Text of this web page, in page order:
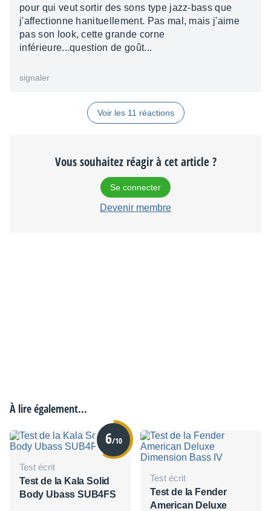
pour qui veut sortir des sons type jazz-bass que
j'affectionne hanituellement. Pas mal, mais j'aime
pas son look, cette grande corne
inférieure...question de goût...
signaler
Voir les 11 réactions
Vous souhaitez réagir à cet article ?
Se connecter
Devenir membre
À lire également...
6/10
Test écrit
Test de la Kala Solid
Body Ubass SUB4FS
Test écrit
Test de la Fender
American Deluxe